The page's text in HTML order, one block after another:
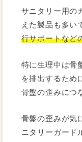
サニタリー用の
えた製品も多い
行サポートなど
特に生理中は骨
を排出するため
骨盤の歪みにつ
骨盤の歪みが気
ニタリーガード